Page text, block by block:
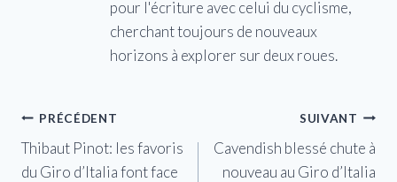
pour l'écriture avec celui du cyclisme,
cherchant toujours de nouveaux
horizons à explorer sur deux roues.
Navigation
de
PRÉCÉDENT
Thibaut Pinot: les favoris
du Giro d’Italia font face
SUIVANT
Cavendish blessé chute à
nouveau au Giro d’Italia